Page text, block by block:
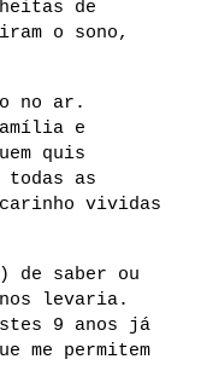
de
o sono,
no ar.
e
quis
todas as
carinho vividas
de saber ou
nos levaria.
9 anos já
me permitem